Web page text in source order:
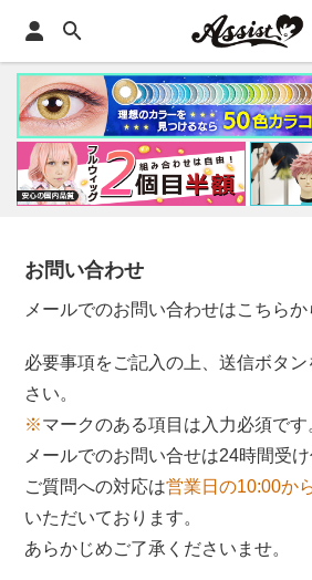
お問い合わせ
メールでのお問い合わせはこちらか
必要事項をご記入の上、送信ボタ
さい。
※マークのある項目は入力必須です
メールでのお問い合せは24時間受
ご質問への対応は営業日の10:00か
いただいております。
あらかじめご了承くださいませ。